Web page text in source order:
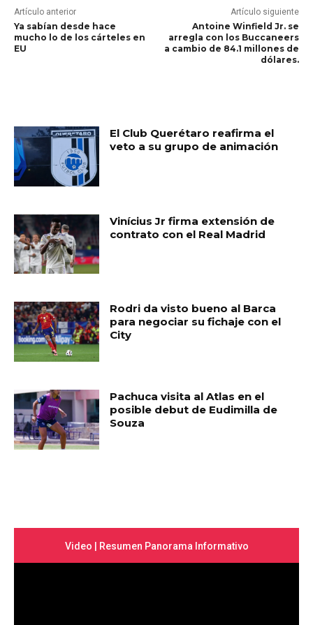
Artículo anterior
Ya sabían desde hace
mucho lo de los cárteles en
EU
Artículo siguiente
Antoine Winfield Jr. se
arregla con los Buccaneers
a cambio de 84.1 millones de
dólares.
El Club Querétaro reafirma el
veto a su grupo de animación
Vinícius Jr firma extensión de
contrato con el Real Madrid
Rodri da visto bueno al Barca
para negociar su fichaje con el
City
Pachuca visita al Atlas en el
posible debut de Eudimilla de
Souza
Video | Resumen Panorama Informativo